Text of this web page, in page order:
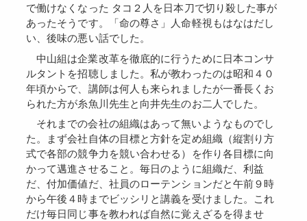
で働けなくなった タコ２人を日本刀で切り殺した事が
あったそうです。「命の尊さ」人命軽視もはなはだし
い、後味の悪い話でした。
中山組は企業改革を徹底的に行うために日本コンサ
ルタントを招聴しました。私が教わったのは昭和４０
年頃からで、講師は何人も来られましたが一番長くお
られた方が糸魚川先生と向井先生のお二人でした。
それまでの会社の組織はあって無いようなものでし
た。まず会社自体の目標と方針を定め組織（縦割り方
式で各部の競争力を競い合わせる）を作り各目標に向
かって邁進させること。毎日のように組織だ、利益
だ、付加価値だ、社員のローテンションだと午前９時
から午後４時までビッシリと講義を受けました。これ
だけ毎日同じ事を教われば自然に覚えざるを得ませ